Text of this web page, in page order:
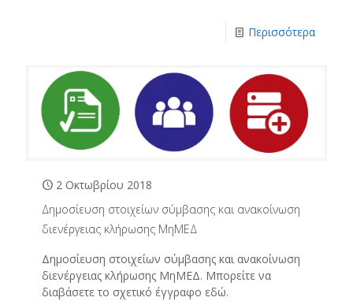
Περισσότερα
2 Οκτωβρίου 2018
Δημοσίευση στοιχείων σύμβασης και ανακοίνωση
διενέργειας κλήρωσης ΜηΜΕΔ
Δημοσίευση στοιχείων σύμβασης και ανακοίνωση
διενέργειας κλήρωσης ΜηΜΕΔ. Μπορείτε να
διαβάσετε το σχετικό έγγραφο εδώ.